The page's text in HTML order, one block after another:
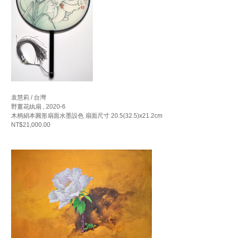
袁慧莉 / 台灣
野薑花紈扇 , 2020-6
木柄絹本圓形扇面水墨設色 扇面尺寸 20.5(32.5)x21.2cm
NT$21,000.00